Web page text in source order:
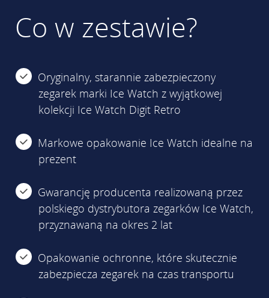
Co w zestawie?
Oryginalny, starannie zabezpieczony
zegarek marki Ice Watch z wyjątkowej
kolekcji Ice Watch Digit Retro
Markowe opakowanie Ice Watch idealne na
prezent
Gwarancję producenta realizowaną przez
polskiego dystrybutora zegarków Ice Watch,
przyznawaną na okres 2 lat
Opakowanie ochronne, które skutecznie
zabezpiecza zegarek na czas transportu